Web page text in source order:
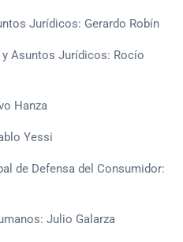
Jurídicos: Gerardo Robín
Asuntos Jurídicos: Rocío
Hanza
Yessi
de Defensa del Consumidor:
Julio Galarza